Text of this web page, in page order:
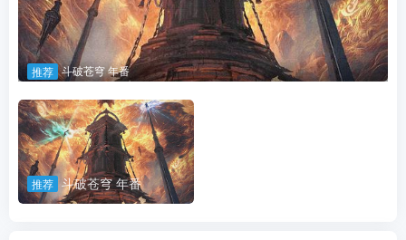
推荐 斗破苍穹 年番
推荐 斗破苍穹 年番